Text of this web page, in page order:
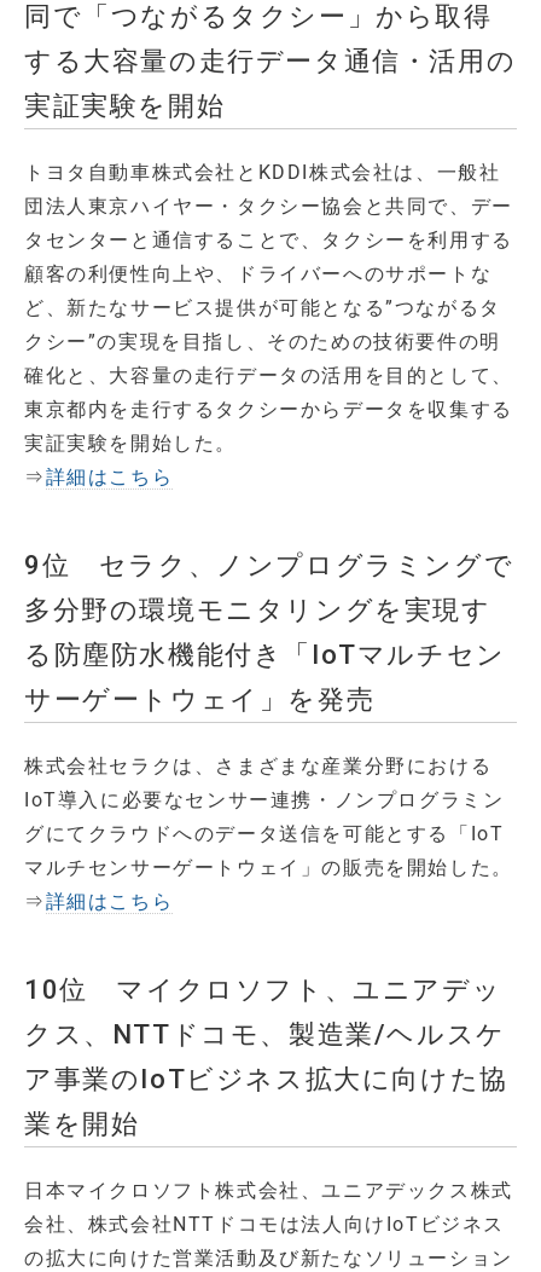
同で「つながるタクシー」から取得
する大容量の走行データ通信・活用の
実証実験を開始
トヨタ自動車株式会社とKDDI株式会社は、一般社
団法人東京ハイヤー・タクシー協会と共同で、デー
タセンターと通信することで、タクシーを利用する
顧客の利便性向上や、ドライバーへのサポートな
ど、新たなサービス提供が可能となる”つながるタ
クシー”の実現を目指し、そのための技術要件の明
確化と、大容量の走行データの活用を目的として、
東京都内を走行するタクシーからデータを収集する
実証実験を開始した。
⇒詳細はこちら
9位 セラク、ノンプログラミングで
多分野の環境モニタリングを実現す
る防塵防水機能付き「IoTマルチセン
サーゲートウェイ」を発売
株式会社セラクは、さまざまな産業分野における
IoT導入に必要なセンサー連携・ノンプログラミン
グにてクラウドへのデータ送信を可能とする「IoT
マルチセンサーゲートウェイ」の販売を開始した。
⇒詳細はこちら
10位 マイクロソフト、ユニアデッ
クス、NTTドコモ、製造業/ヘルスケ
ア事業のIoTビジネス拡大に向けた協
業を開始
日本マイクロソフト株式会社、ユニアデックス株式
会社、株式会社NTTドコモは法人向けIoTビジネス
の拡大に向けた営業活動及び新たなソリューション